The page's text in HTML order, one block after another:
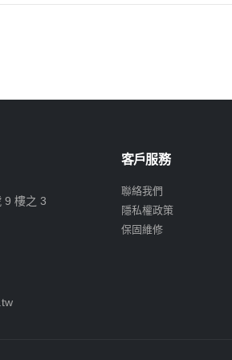
9 樓之 3
客戶服務
聯絡我們
隱私權政策
保固維修